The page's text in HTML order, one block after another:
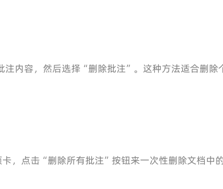
注内容，然后选择“删除批注”。这种方法适合删除
，点击“删除所有批注”按钮来一次性删除文档中